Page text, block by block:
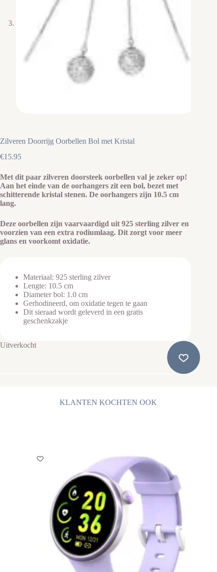
Zilveren Doorrijg Oorbellen Bol met Kristal
€15.95
Met dit paar zilveren doorsteek oorbellen val je zeker op!
Aan het einde van de oorhangers zit een bol, bezet met
schitterende kristal stenen. De oorhangers zijn 10.5 cm
lang.
Deze oorbellen zijn vaarvaardigd uit 925 sterling zilver en
voorzien van een extra rodiumlaag. Dit zorgt voor meer
glans en voorkomt oxidatie.
Materiaal: 925 sterling zilver
Lengte: 10.5 cm
Diameter bol: 1.0 cm
Gerhodineerd, om oxidatie tegen te gaan
Dit sieraad wordt geleverd in een gratis
geschenkzakje
Uitverkocht
KLANTEN KOCHTEN OOK